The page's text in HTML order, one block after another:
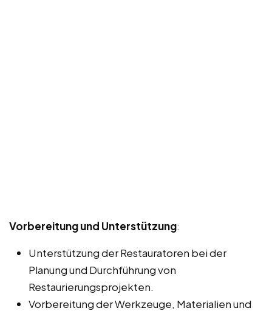
Vorbereitung und Unterstützung:
Unterstützung der Restauratoren bei der
Planung und Durchführung von
Restaurierungsprojekten.
Vorbereitung der Werkzeuge, Materialien und